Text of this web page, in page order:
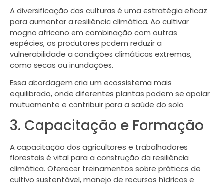
A diversificação das culturas é uma estratégia eficaz
para aumentar a resiliência climática. Ao cultivar
mogno africano em combinação com outras
espécies, os produtores podem reduzir a
vulnerabilidade a condições climáticas extremas,
como secas ou inundações.
Essa abordagem cria um ecossistema mais
equilibrado, onde diferentes plantas podem se apoiar
mutuamente e contribuir para a saúde do solo.
3. Capacitação e Formação
A capacitação dos agricultores e trabalhadores
florestais é vital para a construção da resiliência
climática. Oferecer treinamentos sobre práticas de
cultivo sustentável, manejo de recursos hídricos e